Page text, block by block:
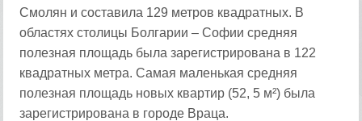
Смолян и составила 129 метров квадратных. В
областях столицы Болгарии – Софии средняя
полезная площадь была зарегистрирована в 122
квадратных метра. Самая маленькая средняя
полезная площадь новых квартир (52, 5 м²) была
зарегистрирована в городе Враца.